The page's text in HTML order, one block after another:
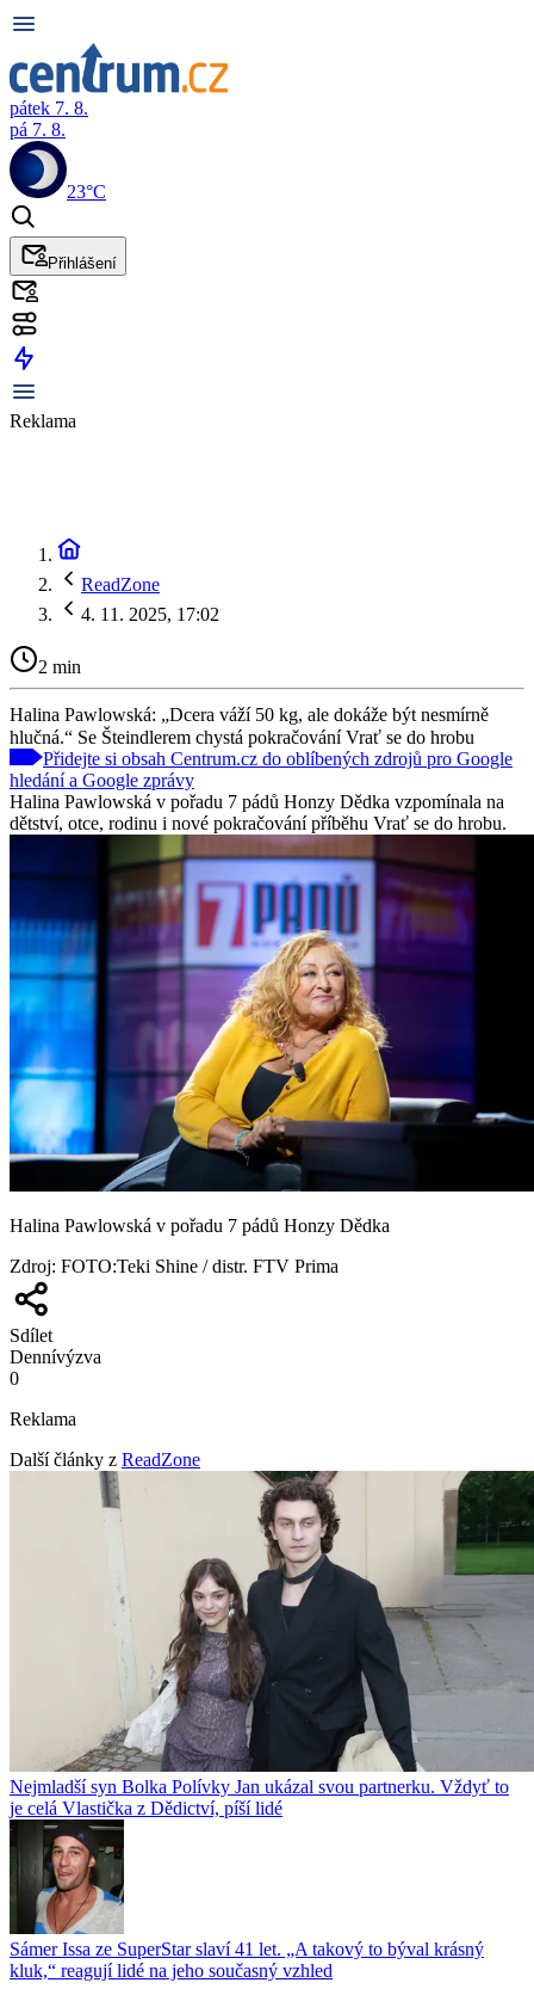
pátek 7. 8.
pá 7. 8.
23°C
Přihlášení
Reklama
ReadZone
4. 11. 2025, 17:02
2 min
Halina Pawlowská: „Dcera váží 50 kg, ale dokáže být nesmírně
hlučná.“ Se Šteindlerem chystá pokračování Vrať se do hrobu
Přidejte si obsah Centrum.cz do oblíbených zdrojů pro Google
hledání a Google zprávy
Halina Pawlowská v pořadu 7 pádů Honzy Dědka vzpomínala na
dětství, otce, rodinu i nové pokračování příběhu Vrať se do hrobu.
Halina Pawlowská v pořadu 7 pádů Honzy Dědka
Zdroj: FOTO:Teki Shine / distr. FTV Prima
Sdílet
Dennívýzva
0
Reklama
Další články z ReadZone
Nejmladší syn Bolka Polívky Jan ukázal svou partnerku. Vždyť to
je celá Vlastička z Dědictví, píší lidé
Sámer Issa ze SuperStar slaví 41 let. „A takový to býval krásný
kluk,“ reagují lidé na jeho současný vzhled